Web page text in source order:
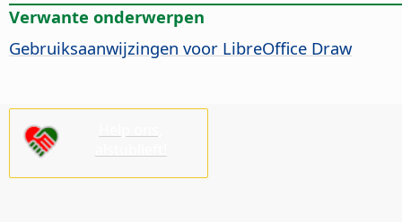
Verwante onderwerpen
Gebruiksaanwijzingen voor LibreOffice Draw